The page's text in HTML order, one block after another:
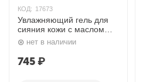
КОД: 17673
Увлажняющий гель для
сияния кожи с маслом
кумкумади 50 гр. Indiale
нет в наличии
745₽